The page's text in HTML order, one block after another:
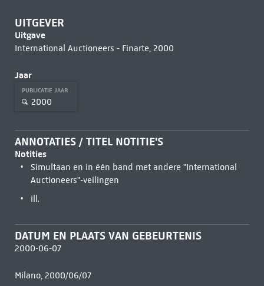
UITGEVER
Uitgave
International Auctioneers - Finarte, 2000
Jaar
PUBLICATIE JAAR
2000
ANNOTATIES / TITEL NOTITIE'S
Notities
Simultaan en in één band met andere "International
Auctioneers"-veilingen
ill.
DATUM EN PLAATS VAN GEBEURTENIS
2000-06-07
Milano, 2000/06/07